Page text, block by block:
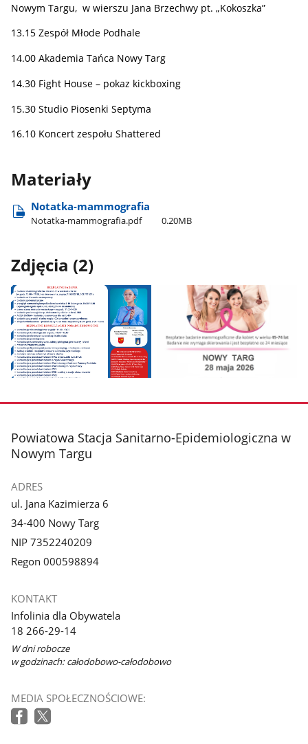
Nowym Targu, w wierszu Jana Brzechwy pt. „Kokoszka”
13.15 Zespół Młode Podhale
14.00 Akademia Tańca Nowy Targ
14.30 Fight House – pokaz kickboxing
15.30 Studio Piosenki Septyma
16.10 Koncert zespołu Shattered
Materiały
Notatka-mammografia
Notatka-mammografia.pdf 0.20MB
Zdjęcia (2)
zdjęcie
galerii.
zdjęcie
galerii.
stopka
Powiatowa Stacja Sanitarno-Epidemiologiczna w
Nowym Targu
ADRES
ul. Jana Kazimierza 6
34-400 Nowy Targ
NIP 7352240209
Regon 000598894
KONTAKT
Infolinia dla Obywatela
18 266-29-14
W dni robocze
w godzinach: całodobowo-całodobowo
MEDIA SPOŁECZNOŚCIOWE: